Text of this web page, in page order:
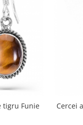
tigru Funie
Cercei